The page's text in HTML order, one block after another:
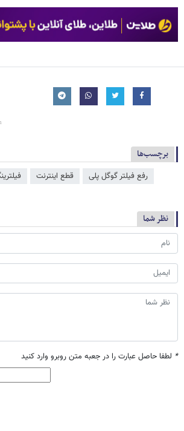
برچسب‌ها
رفع فیلتر گوگل پلی قطع اینترنت
نظر شما
* لطفا حاصل عبارت را در جعبه متن روبرو وارد کنید